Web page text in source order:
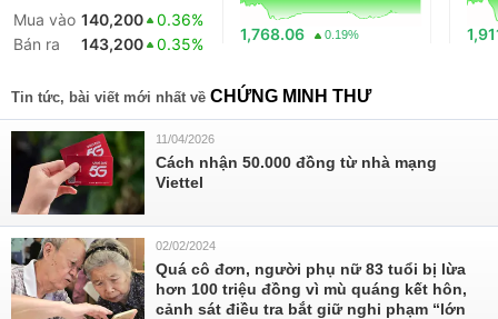
Mua vào 140,200
0.36%
Bán ra
143,200 0.35%
1,768.06 0.19%
Tin tức, bài viết mới nhất về CHỨNG MINH THƯ
11/04/2026
Cách nhận 50.000 đồng từ nhà mạng
Viettel
02/02/2024
Quá cô đơn, người phụ nữ 83 tuổi bị lừa
hơn 100 triệu đồng vì mù quáng kết hôn,
cảnh sát điều tra bắt giữ nghi phạm “lớn